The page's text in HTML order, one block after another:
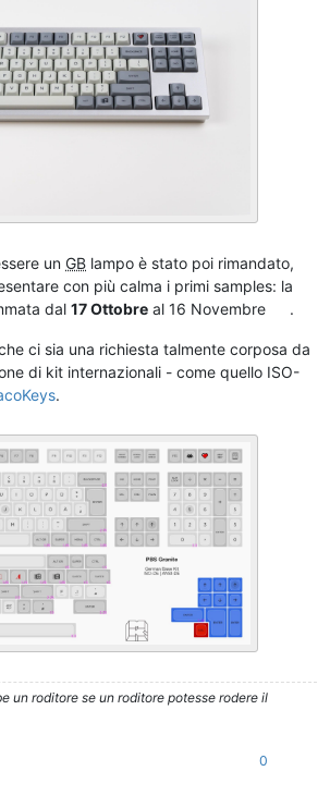
un GB lampo è stato poi rimandato,
con più calma i primi samples: la
dal 17 Ottobre al 16 Novembre .
ci sia una richiesta talmente corposa da
di kit internazionali - come quello ISO-
.
un roditore se un roditore potesse rodere il
0